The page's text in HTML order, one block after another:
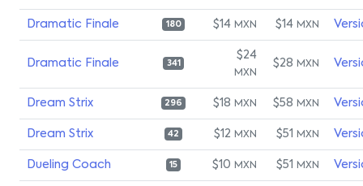
Dramatic Finale 180 $14 MXN $14 MXN
Dramatic Finale 341
$24
MXN
$28 MXN
Dream Strix 296 $18 MXN $58 MXN
Dream Strix 42 $12 MXN $51 MXN
Dueling Coach 15 $10 MXN $51 MXN